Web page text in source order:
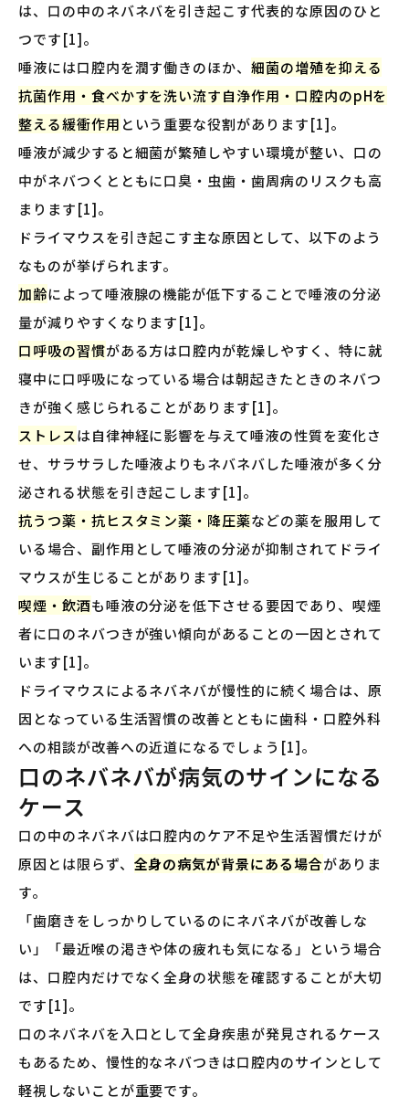
は、口の中のネバネバを引き起こす代表的な原因のひと
つです[1]。
唾液には口腔内を潤す働きのほか、 細菌の増殖を抑える
抗菌作用・食べかすを洗い流す自浄作用・口腔内のpHを
整える緩衝作用 という重要な役割があります[1]。
唾液が減少すると細菌が繁殖しやすい環境が整い、口の
中がネバつくとともに口臭・虫歯・歯周病のリスクも高
まります[1]。
ドライマウスを引き起こす主な原因として、以下のよう
なものが挙げられます。
加齢によって唾液腺の機能が低下することで唾液の分泌
量が減りやすくなります[1]。
口呼吸の習慣がある方は口腔内が乾燥しやすく、特に就
寝中に口呼吸になっている場合は朝起きたときのネバつ
きが強く感じられることがあります[1]。
ストレスは自律神経に影響を与えて唾液の性質を変化さ
せ、サラサラした唾液よりもネバネバした唾液が多く分
泌される状態を引き起こします[1]。
抗うつ薬・抗ヒスタミン薬・降圧薬などの薬を服用して
いる場合、副作用として唾液の分泌が抑制されてドライ
マウスが生じることがあります[1]。
喫煙・飲酒も唾液の分泌を低下させる要因であり、喫煙
者に口のネバつきが強い傾向があることの一因とされて
います[1]。
ドライマウスによるネバネバが慢性的に続く場合は、原
因となっている生活習慣の改善とともに歯科・口腔外科
への相談が改善への近道になるでしょう[1]。
口のネバネバが病気のサインになる
ケース
口の中のネバネバは口腔内のケア不足や生活習慣だけが
原因とは限らず、 全身の病気が背景にある場合がありま
す。
「歯磨きをしっかりしているのにネバネバが改善しな
い」「最近喉の渇きや体の疲れも気になる」という場合
は、口腔内だけでなく全身の状態を確認することが大切
です[1]。
口のネバネバを入口として全身疾患が発見されるケース
もあるため、慢性的なネバつきは口腔内のサインとして
軽視しないことが重要です。